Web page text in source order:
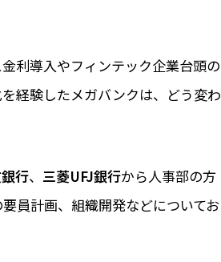
利導入やフィンテック企業台頭の
経験したメガバンクは、どう変わ
行、 三菱UFJ銀行から人事部の方
員計画、組織開発などについてお